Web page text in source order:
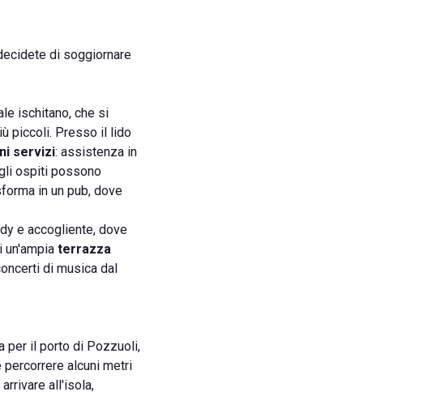
di soggiornare
ischitano, che si
piccoli. Presso il lido
servizi: assistenza in
ospiti possono
in un pub, dove
e accogliente, dove
terrazza
di musica dal
per il porto di Pozzuoli,
alcuni metri
all'isola,